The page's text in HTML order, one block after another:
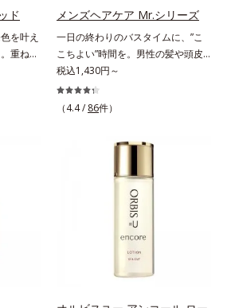
を配
成分を
高い浸
穴の目
ゆら
ずしい
ます。
カン酸
E、イ
内*3
毛穴を
汚れ
激が
ド
を叶え
重ねる
に。1
リキッ
均一に
叶える
唇とつ
しま
ッと目
ポリイ
レン
メンズヘアケア Mr.シリーズ
一日の終わりのバスタイムに、”こ
こちよい”時間を。男性の髪や頭皮
は汗や余分な皮脂に加え、ハードワ
ックスやスプレーなど性質が異なる
汚れがたまりやすい環境にありま
れも1度洗いで落とす設計のシャン
プーを実現しました。また、うるお
いを与える「バイオモイスト成分
(*2)」を配合することで、頭皮の油
分と水分のバランスを整え、髪と頭
皮をすこやかに保ちます。さらにコ
ンディショナーには髪の1本1本を均
グ成分(*3)」を採用し、コーティン
税込1,430円～
（4.4 / 86件）